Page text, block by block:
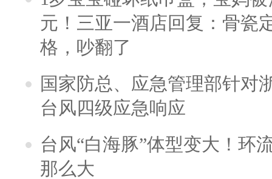
元！三亚一酒店回复：骨瓷
格，吵翻了
国家防总、应急管理部针对
台风四级应急响应
台风“白海豚”体型变大！环
那么大